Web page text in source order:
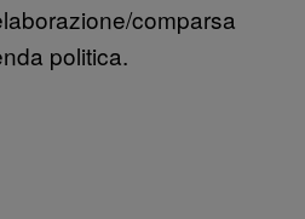
comparsa
politica.